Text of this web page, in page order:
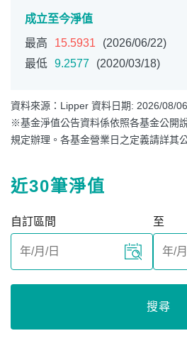
成立至今淨值
最高
15.5931
(2026/06/22)
最低 9.2577 (2020/03/18)
資料來源：Lipper 資料日期: 2026/08/06
※基金淨值公告資料係依照各基金公開
規定辦理。各基金營業日之定義請詳其
近30筆淨值
自訂區間 至
搜尋